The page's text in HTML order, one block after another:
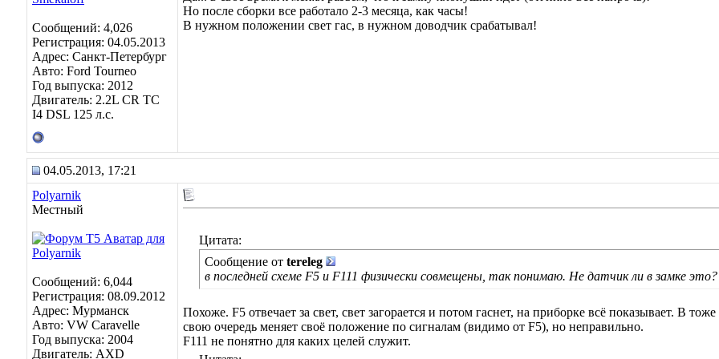
Сообщений: 4,026
Регистрация: 04.05.2013
Адрес: Санкт-Петербург
Авто: Ford Tourneo
Год выпуска: 2012
Двигатель: 2.2L CR TC
I4 DSL 125 л.с.
Но после сборки все работало 2-3 месяца, как часы!
В нужном положении свет гас, в нужном доводчик срабатывал!
04.05.2013, 17:21
Polyarnik
Местный
Сообщений: 6,044
Регистрация: 08.09.2012
Адрес: Мурманск
Авто: VW Caravelle
Год выпуска: 2004
Двигатель: AXD
Цитата:
Сообщение от tereleg
в последней схеме F5 и F111 физически совмещены, так понимаю. Не датчик ли в замке это?
Похоже. F5 отвечает за свет, свет загорается и потом гаснет, на приборке всё показывает. В
свою очередь меняет своё положение по сигналам (видимо от F5), но неправильно.
F111 не понятно для каких целей служит.